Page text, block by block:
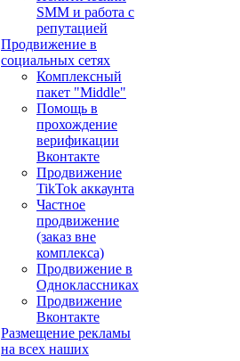
SMM и работа с
репутацией
Продвижение в
социальных сетях
Комплексный
пакет "Middle"
Помощь в
прохождение
верификации
Вконтакте
Продвижение
TikTok аккаунта
Частное
продвижение
(заказ вне
комплекса)
Продвижение в
Одноклассниках
Продвижение
Вконтакте
Размещение рекламы
на всех наших